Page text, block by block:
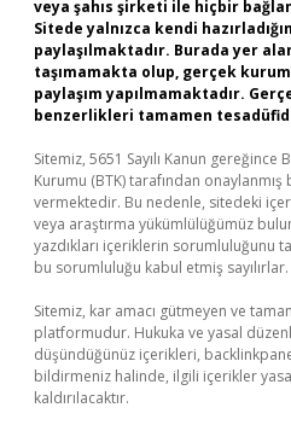
veya şahıs şirketi ile hiçbir
Sitede yalnızca kendi
paylaşılmaktadır. Burada yer
taşımamakta olup, gerçek
paylaşım yapılmamaktadır.
benzerlikleri tamamen
Sitemiz, 5651 Sayılı Kanun
Kurumu (BTK) tarafından onaylanmış
vermektedir. Bu nedenle, sitedeki
veya araştırma yükümlülüğümüz
yazdıkları içeriklerin sorumluluğunu
bu sorumluluğu kabul etmiş sayılırlar.
Sitemiz, kar amacı gütmeyen ve
platformudur. Hukuka ve yasal
düşündüğünüz içerikleri,
bildirmeniz halinde, ilgili içerikler
kaldırılacaktır.